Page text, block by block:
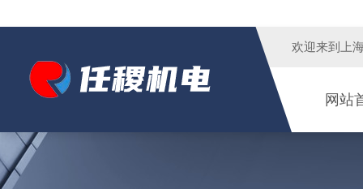
欢迎来到 上
网站